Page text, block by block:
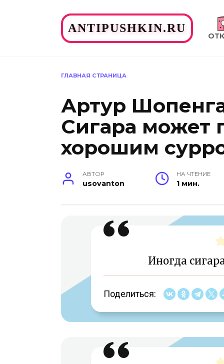
ANTIPUSHKIN.RU
ГЛАВНАЯ СТРАНИЦА
Артур
Сигара может
хорошим
АВТОР
usovanton
НА ЧТЕНИЕ
1 мин.
Иногда
Поделиться: